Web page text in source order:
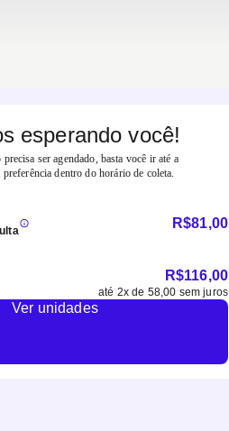
esperando você!
precisa ser agendado, basta você ir até a
preferência dentro do horário de coleta.
R$81,00
R$116,00
até 2x de 58,00 sem juros
Ver unidades